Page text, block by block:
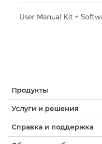
User Manual Kit +
Продукты
Услуги и решения
Справка и поддержка